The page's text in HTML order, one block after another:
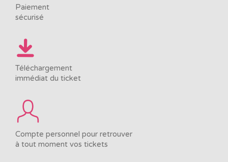
Paiement
sécurisé
Téléchargement
immédiat du ticket
Compte personnel pour retrouver
à tout moment vos tickets